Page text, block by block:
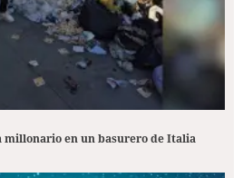
en un basurero de Italia